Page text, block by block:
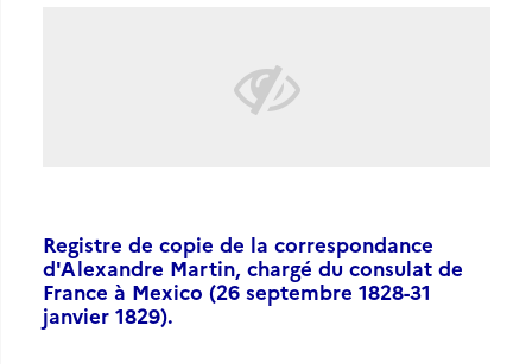
Registre de copie de la correspondance
d'Alexandre Martin, chargé du consulat de
France à Mexico (26 septembre 1828-31
janvier 1829).